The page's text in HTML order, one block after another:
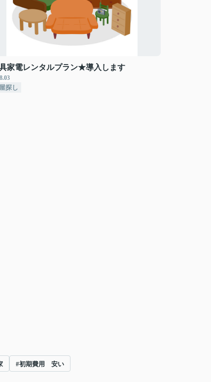
家電レンタルプラン★導入します
探し
#初期費用 安い